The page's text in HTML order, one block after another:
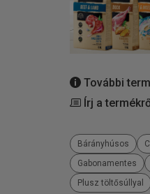
További
Írj a
Bárányhúsos
Gabonamentes
Plusz töltősúllyal